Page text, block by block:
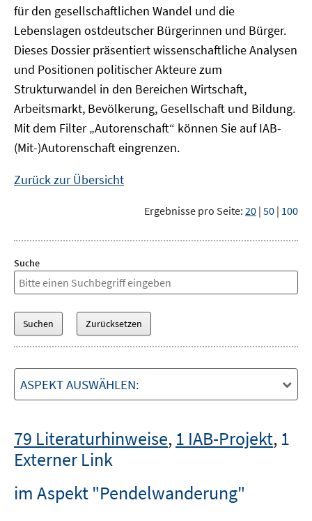
für den gesellschaftlichen Wandel und die
Lebenslagen ostdeutscher Bürgerinnen und Bürger.
Dieses Dossier präsentiert wissenschaftliche Analysen
und Positionen politischer Akteure zum
Strukturwandel in den Bereichen Wirtschaft,
Arbeitsmarkt, Bevölkerung, Gesellschaft und Bildung.
Mit dem Filter „Autorenschaft“ können Sie auf IAB-
(Mit-)Autorenschaft eingrenzen.
Zurück zur Übersicht
Ergebnisse pro Seite: 20 | 50 | 100
Suche
ASPEKT AUSWÄHLEN:
79 Literaturhinweise, 1 IAB-Projekt, 1
Externer Link
im Aspekt "Pendelwanderung"